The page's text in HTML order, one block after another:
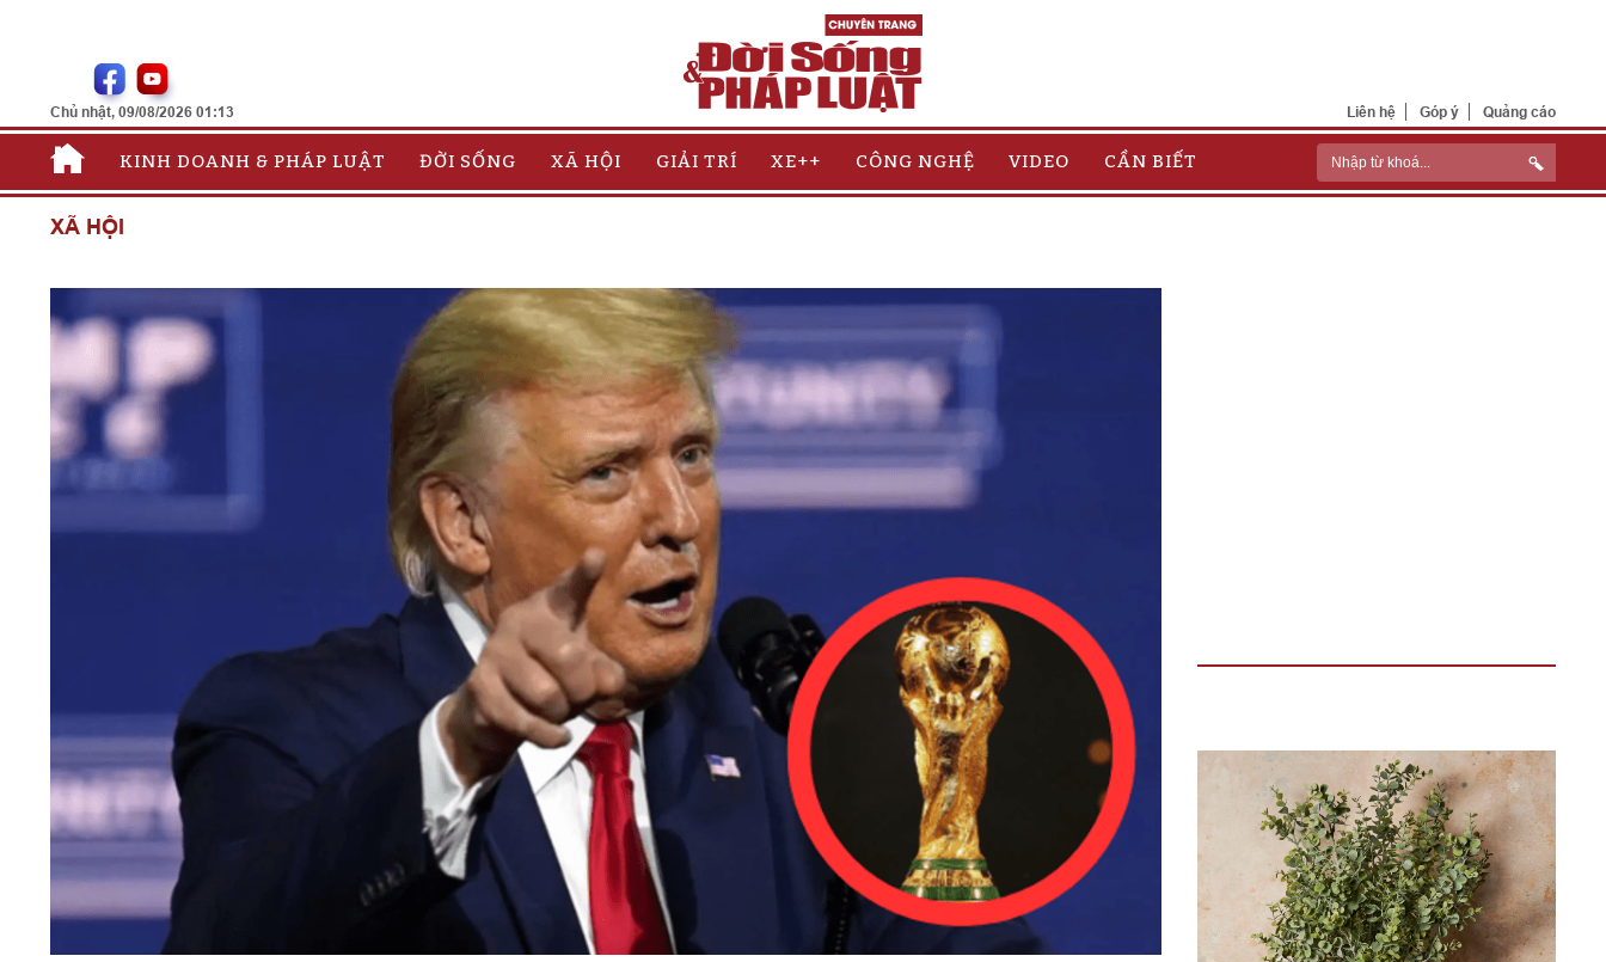
Chủ nhật, 09/08/2026 01:13 Liên hệ Góp ý Quảng cáo
KINH DOANH & PHÁP LUẬT ĐỜI SỐNG XÃ HỘI GIẢI TRÍ XE++ CÔNG NGHỆ VIDEO CẦN BIẾT
XÃ HỘI